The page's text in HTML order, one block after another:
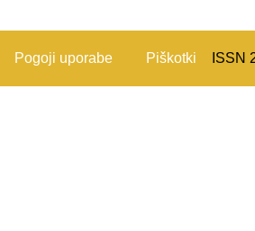
Pogoji uporabe Piškotki ISSN